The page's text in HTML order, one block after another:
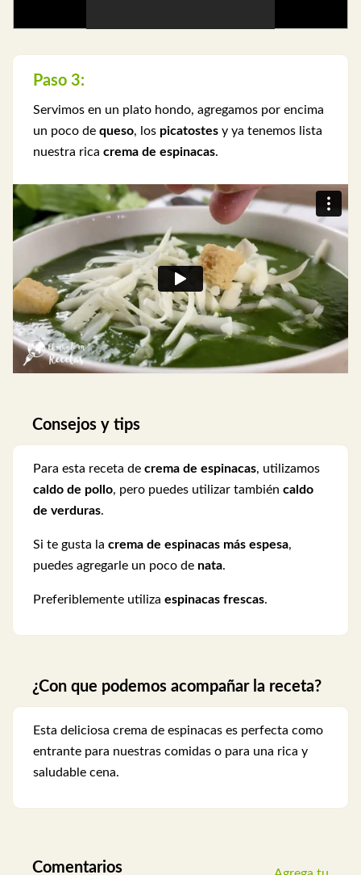
Paso 3:
Servimos en un plato hondo, agregamos por encima
un poco de queso, los picatostes y ya tenemos lista
nuestra rica crema de espinacas.
Consejos y tips
Para esta receta de crema de espinacas, utilizamos
caldo de pollo, pero puedes utilizar también caldo
de verduras.
Si te gusta la crema de espinacas más espesa,
puedes agregarle un poco de nata.
Preferiblemente utiliza espinacas frescas.
¿Con que podemos acompañar la receta?
Esta deliciosa crema de espinacas es perfecta como
entrante para nuestras comidas o para una rica y
saludable cena.
Comentarios